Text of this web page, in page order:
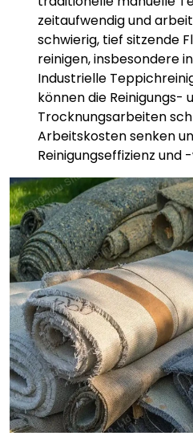
zeitaufwendig und
schwierig, tief sitzende
reinigen, insbesondere
Industrielle
können die Reinigungs-
Trocknungsarbeiten
Arbeitskosten senken
Reinigungseffizienz und